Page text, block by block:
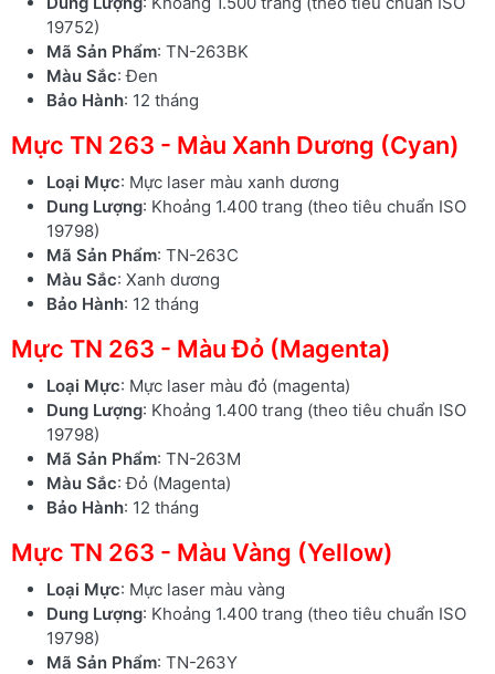
19752)
Mã Sản Phẩm: TN-263BK
Màu Sắc: Đen
Bảo Hành: 12 tháng
Mực TN 263 - Màu Xanh Dương (Cyan)
Loại Mực: Mực laser màu xanh dương
Dung Lượng: Khoảng 1.400 trang (theo tiêu chuẩn ISO
19798)
Mã Sản Phẩm: TN-263C
Màu Sắc: Xanh dương
Bảo Hành: 12 tháng
Mực TN 263 - Màu Đỏ (Magenta)
Loại Mực: Mực laser màu đỏ (magenta)
Dung Lượng: Khoảng 1.400 trang (theo tiêu chuẩn ISO
19798)
Mã Sản Phẩm: TN-263M
Màu Sắc: Đỏ (Magenta)
Bảo Hành: 12 tháng
Mực TN 263 - Màu Vàng (Yellow)
Loại Mực: Mực laser màu vàng
Dung Lượng: Khoảng 1.400 trang (theo tiêu chuẩn ISO
19798)
Mã Sản Phẩm: TN-263Y